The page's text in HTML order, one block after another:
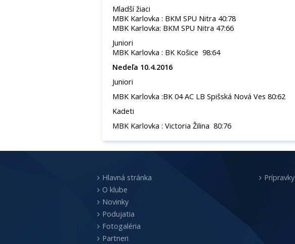
Mladší žiaci
MBK Karlovka : BKM SPU Nitra 40:78
MBK Karlovka: BKM SPU Nitra 47:66
Juniori
MBK Karlovka : BK Košice 98:64
Nedeľa 10.4.2016
Juniori
MBK Karlovka :BK 04 AC LB Spišská Nová Ves 80:62
Kadeti
MBK Karlovka : Victoria Žilina 80:76
Hlavná stránka
O klube
Novinky
Podujatia
Fotogaléria
Partneri
Prípravky